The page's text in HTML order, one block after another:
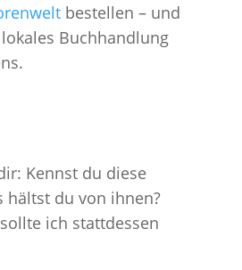
bestellen – und
Buchhandlung
Kennst du diese
hältst du von ihnen?
ich stattdessen